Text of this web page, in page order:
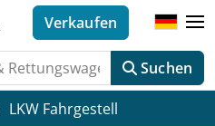
Suchen
Verkaufen
LKW Fahrgestell